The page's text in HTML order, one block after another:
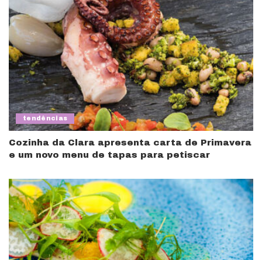
tendências
Cozinha da Clara apresenta carta de Primavera
e um novo menu de tapas para petiscar